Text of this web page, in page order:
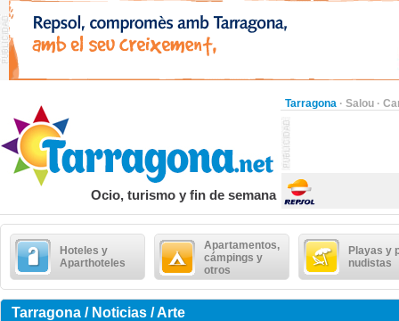
Tarragona · Salou ·
Ocio, turismo y fin de semana
Hoteles y
Aparthoteles
Apartamentos,
cámpings y
otros
Playas y
nudistas
Tarragona / Noticias / Arte